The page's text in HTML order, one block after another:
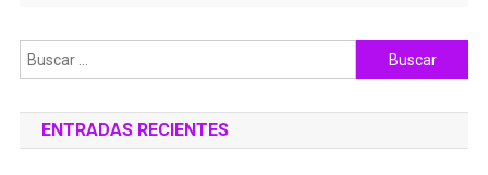
Buscar:
ENTRADAS RECIENTES